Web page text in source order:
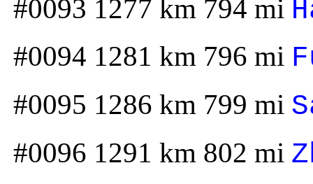
#0093 1277 km 794 mi
#0094 1281 km 796 mi
#0095 1286 km 799 mi
#0096 1291 km 802 mi